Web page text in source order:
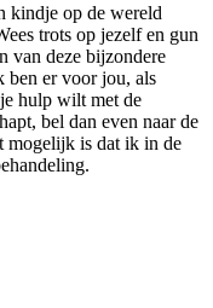
kindje op de wereld
trots op jezelf en gun
van deze bijzondere
ben er voor jou, als
hulp wilt met de
bel dan even naar de
mogelijk is dat ik in de